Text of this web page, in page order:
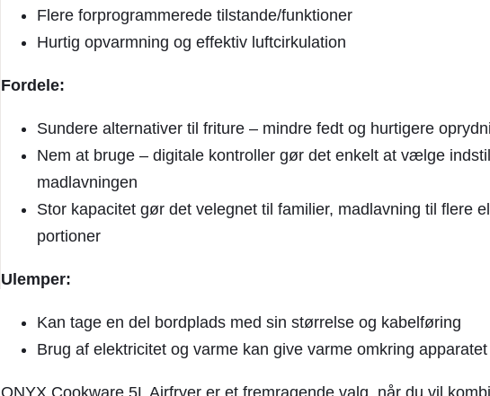
Flere forprogrammerede tilstande/funktioner
Hurtig opvarmning og effektiv luftcirkulation
Fordele:
Sundere alternativer til friture – mindre fedt og hurtigere
Nem at bruge – digitale kontroller gør det enkelt at vælge
madlavningen
Stor kapacitet gør det velegnet til familier, madlavning til flere
portioner
Ulemper:
Kan tage en del bordplads med sin størrelse og kabelføring
Brug af elektricitet og varme kan give varme omkring